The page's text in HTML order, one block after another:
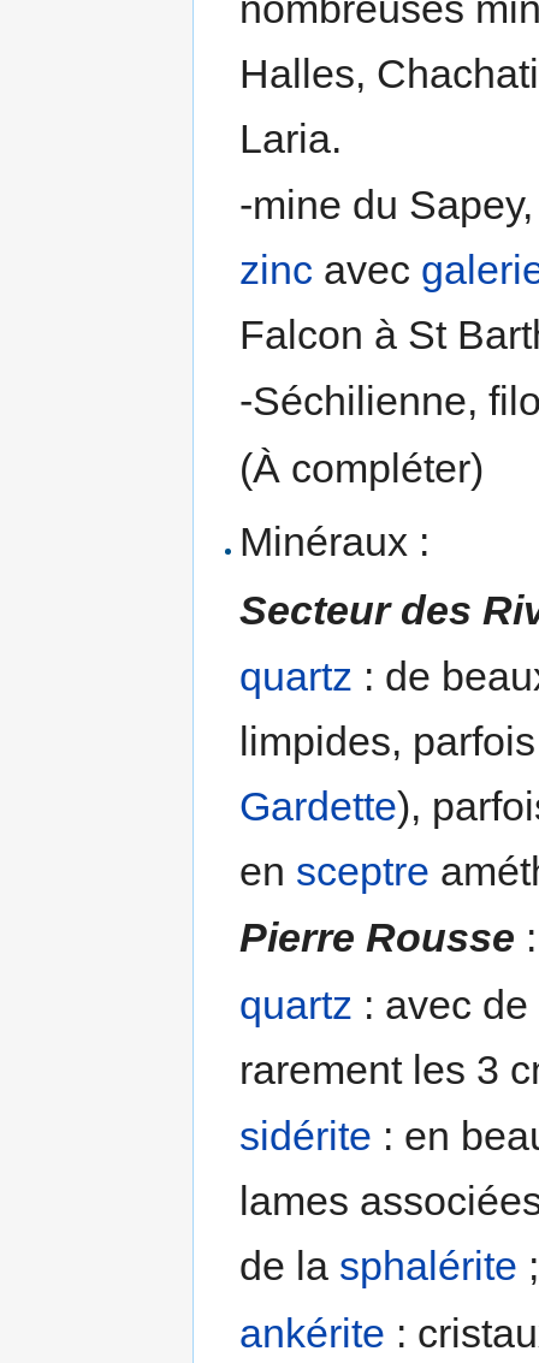
Halles,
Laria.
-mine du
zinc avec
Falcon à St
-Séchilienne,
(À compléter)
Minéraux :
Secteur des
quartz : de
limpides,
Gardette),
en sceptre
Pierre Rousse :
quartz : avec
rarement les 3
sidérite : en
lames
de la sphalérite ;
ankérite :